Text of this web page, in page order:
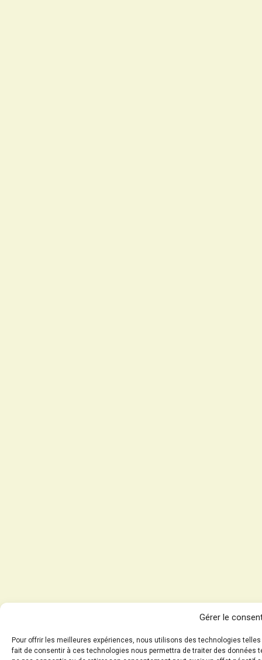
Gérer le
Pour offrir les meilleures expériences, nous utilisons des technologies
fait de consentir à ces technologies nous permettra de traiter des données